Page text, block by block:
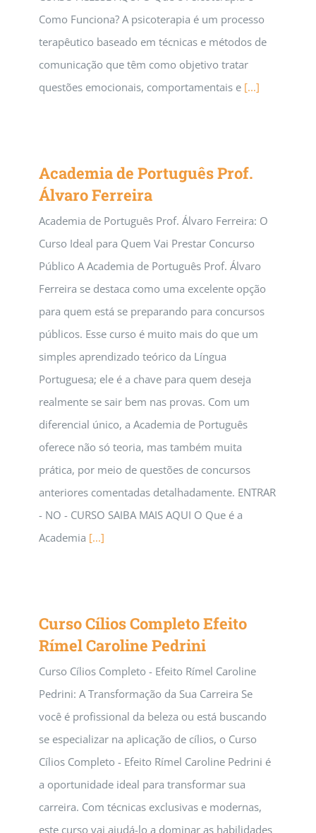
Como Funciona? A psicoterapia é um processo
terapêutico baseado em técnicas e métodos de
comunicação que têm como objetivo tratar
questões emocionais, comportamentais e [...]
Academia de Português Prof.
Álvaro Ferreira
Academia de Português Prof. Álvaro Ferreira: O
Curso Ideal para Quem Vai Prestar Concurso
Público A Academia de Português Prof. Álvaro
Ferreira se destaca como uma excelente opção
para quem está se preparando para concursos
públicos. Esse curso é muito mais do que um
simples aprendizado teórico da Língua
Portuguesa; ele é a chave para quem deseja
realmente se sair bem nas provas. Com um
diferencial único, a Academia de Português
oferece não só teoria, mas também muita
prática, por meio de questões de concursos
anteriores comentadas detalhadamente. ENTRAR
- NO - CURSO SAIBA MAIS AQUI O Que é a
Academia [...]
Curso Cílios Completo Efeito
Rímel Caroline Pedrini
Curso Cílios Completo - Efeito Rímel Caroline
Pedrini: A Transformação da Sua Carreira Se
você é profissional da beleza ou está buscando
se especializar na aplicação de cílios, o Curso
Cílios Completo - Efeito Rímel Caroline Pedrini é
a oportunidade ideal para transformar sua
carreira. Com técnicas exclusivas e modernas,
este curso vai ajudá-lo a dominar as habilidades